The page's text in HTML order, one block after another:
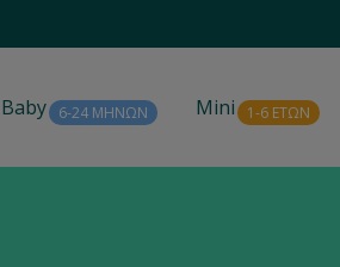
Baby 6-24 ΜΗΝΩΝ Mini 1-6 ΕΤΩΝ